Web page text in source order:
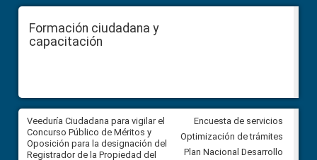
Formación ciudadana y
capacitación
Veeduría Ciudadana para vigilar el
Concurso Público de Méritos y
Oposición para la designación del
Registrador de la Propiedad del
Veeduría Ciudadana para
construcción del asfaltado de
Ballenita del cantón Santa
Encuesta de servicios
Optimización de trámites
Plan Nacional Desarrollo